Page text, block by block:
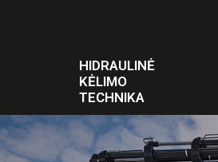
HIDRAULINĖ
KĖLIMO
TECHNIKA